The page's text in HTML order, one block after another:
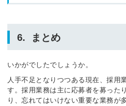
6. まとめ
いかがでしたでしょうか。
人手不足となりつつある現在、採用
す。採用業務は主に応募者を募った
り、忘れてはいけない重要な業務が